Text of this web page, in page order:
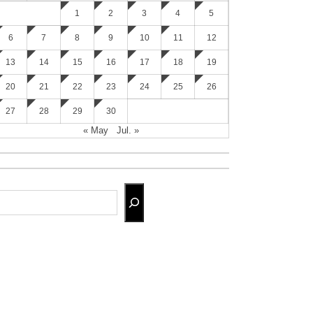
1 2 3 4 5
6 7 8 9 10 11 12
13 14 15 16 17 18 19
20 21 22 23 24 25 26
27 28 29 30
« May Jul. »